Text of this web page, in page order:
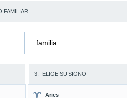
FAMILIAR
familia
3.- ELIGE SU SIGNO
Aries